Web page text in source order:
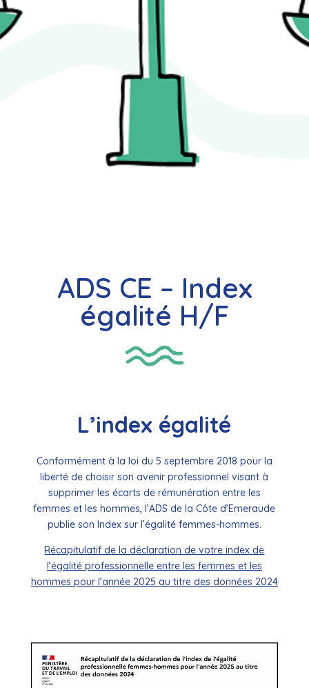
ADS CE – Index
égalité H/F
L’index égalité
Conformément à la loi du 5 septembre 2018 pour la
liberté de choisir son avenir professionnel visant à
supprimer les écarts de rémunération entre les
femmes et les hommes, l’ADS de la Côte d’Emeraude
publie son Index sur l’égalité femmes-hommes.
Récapitulatif de la déclaration de votre index de
l’égalité professionnelle entre les femmes et les
hommes pour l’année 2025 au titre des données 2024